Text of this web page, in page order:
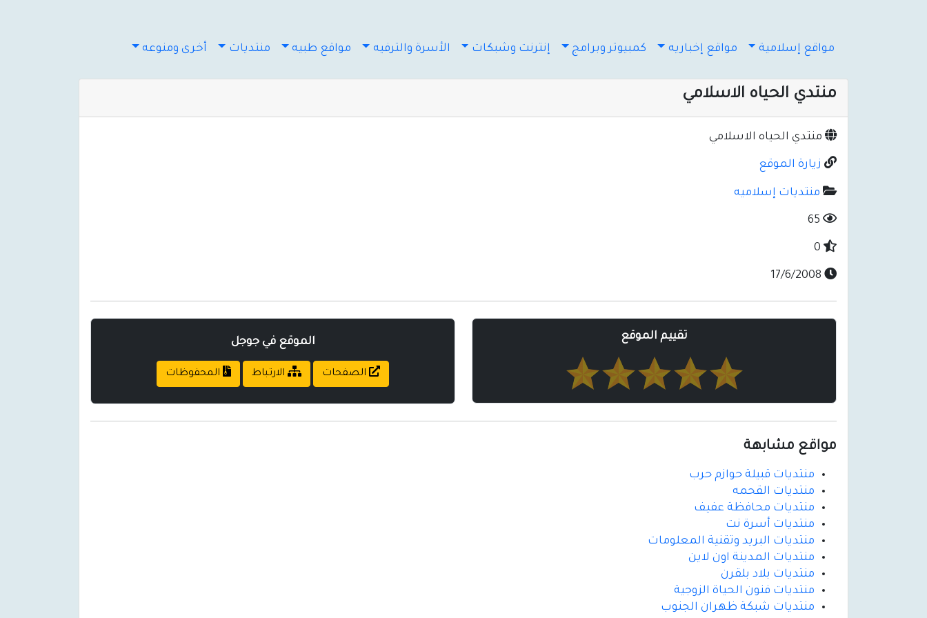
مواقع إسلامية مواقع إخباريه كمبيوتر وبرامج إنترنت وشبكات الأسرة والترفيه مواقع طبيه منتديات أخرى ومنوعه
منتدي الحياه الاسلامي
منتدي الحياه الاسلامي
زيارة الموقع
منتديات إسلاميه
تقييم الموقع الموقع في جوجل
الصفحات الارتباط المحفوظات
مواقع مشابهة
منتديات قبيلة حوازم حرب
منتديات القحمه
منتديات محافظة عفيف
منتديات أسرة نت
منتديات البريد وتقنية المعلومات
منتديات المدينة اون لاين
منتديات بلاد بلقرن
منتديات فنون الحياة الزوجية
منتديات شبكة ظهران الجنوب